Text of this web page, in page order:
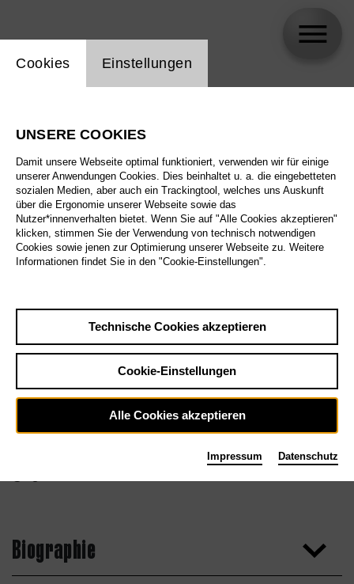
Biographie
Einstellung Website Cookie
Cookies Einstellungen
UNSERE COOKIES
Damit unsere Webseite optimal funktioniert, verwenden wir für einige
unserer Anwendungen Cookies. Dies beinhaltet u. a. die eingebetteten
sozialen Medien, aber auch ein Trackingtool, welches uns Auskunft
über die Ergonomie unserer Webseite sowie das
Nutzer*innenverhalten bietet. Wenn Sie auf "Alle Cookies akzeptieren"
klicken, stimmen Sie der Verwendung von technisch notwendigen
Cookies sowie jenen zur Optimierung unserer Webseite zu. Weitere
Informationen findet Sie in den "Cookie-Einstellungen".
Technische Cookies akzeptieren
Cookie-Einstellungen
Alle Cookies akzeptieren
Impressum Datenschutz